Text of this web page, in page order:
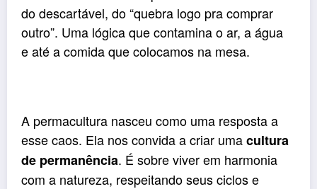
do descartável, do “quebra logo pra comprar
outro”. Uma lógica que contamina o ar, a água
e até a comida que colocamos na mesa.
A permacultura nasceu como uma resposta a
esse caos. Ela nos convida a criar umacultura
de permanência. É sobre viver em harmonia
com a natureza, respeitando seus ciclos e